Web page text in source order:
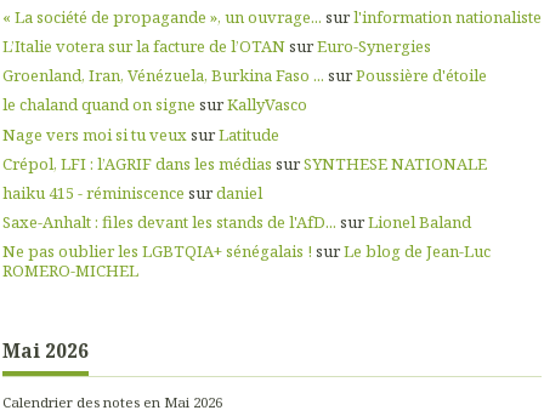
« La société de propagande », un ouvrage... surl'information nationaliste
L’Italie votera sur la facture de l’OTANsurEuro-Synergies
Groenland, Iran, Vénézuela, Burkina Faso ... surPoussière d'étoile
le chaland quand on signe surKallyVasco
Nage vers moi si tu veux surLatitude
Crépol, LFI : l’AGRIF dans les médias surSYNTHESE NATIONALE
haiku 415 - réminiscence surdaniel
Saxe-Anhalt : files devant les stands de l'AfD... surLionel Baland
Ne pas oublier les LGBTQIA+ sénégalais ! surLe blog de Jean-Luc
ROMERO-MICHEL
Mai 2026
Calendrier des notes en Mai 2026